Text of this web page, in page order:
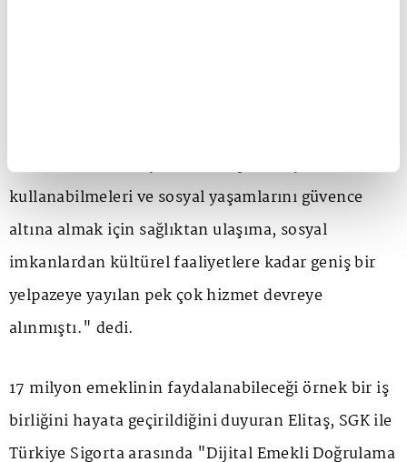
tecrübelerinden faydalanarak potansiyellerini
kullanabilmeleri ve sosyal yaşamlarını güvence
altına almak için sağlıktan ulaşıma, sosyal
imkanlardan kültürel faaliyetlere kadar geniş bir
yelpazeye yayılan pek çok hizmet devreye
alınmıştı." dedi.
17 milyon emeklinin faydalanabileceği örnek bir iş
birliğini hayata geçirildiğini duyuran Elitaş, SGK ile
Türkiye Sigorta arasında "Dijital Emekli Doğrulama